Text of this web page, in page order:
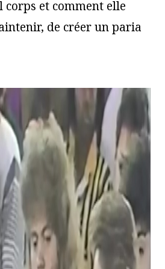
corps et comment elle
de créer un paria